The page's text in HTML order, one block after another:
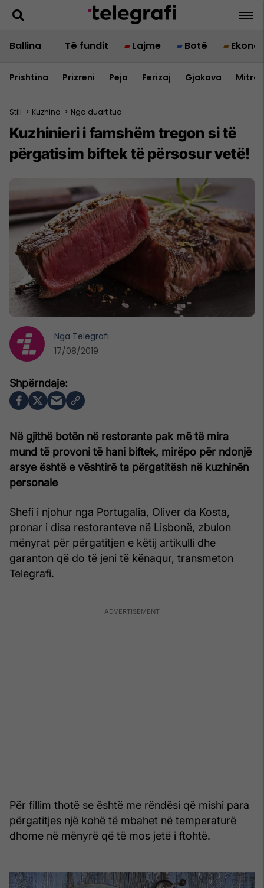
Ballina Të fundit Lajme Botë
Prishtina Prizreni Peja Ferizaj Gjakova
Stili > Kuzhina > Nga duart tua
Kuzhinieri i famshëm tregon si të
përgatisim biftek të përsosur vetë!
Në gjithë botën në restorante pak më të mira
mund të provoni të hani biftek, mirëpo për ndonjë
arsye është e vështirë ta përgatitësh në kuzhinën
personale
Shefi i njohur nga Portugalia, Oliver da Kosta,
pronar i disa restoranteve në Lisbonë, zbulon
mënyrat për përgatitjen e këtij artikulli dhe
garanton që do të jeni të kënaqur, transmeton
Telegrafi.
Për fillim thotë se është me rëndësi që mishi para
përgatitjes një kohë të mbahet në temperaturë
dhome në mënyrë që të mos jetë i ftohtë.
Nga Telegrafi
17/08/2019